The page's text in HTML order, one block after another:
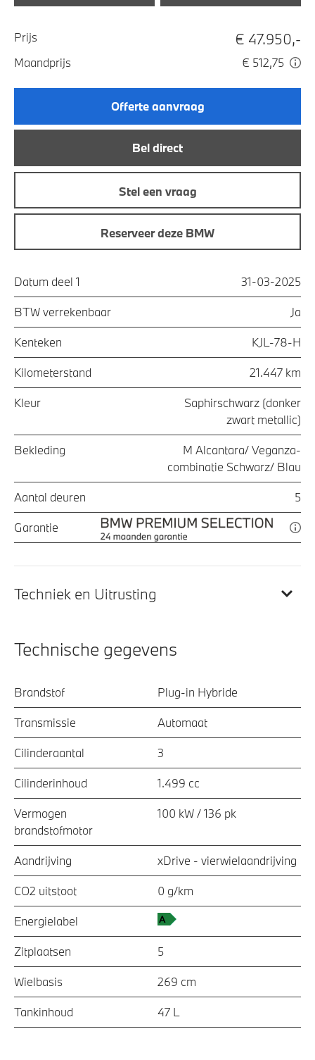
Prijs € 47.950,-
Maandprijs € 512,75
Offerte aanvraag
Bel direct
Stel een vraag
Reserveer deze BMW
Datum deel 1 31-03-2025
BTW verrekenbaar Ja
Kenteken KJL-78-H
Kilometerstand 21.447 km
Kleur
Saphirschwarz (donker
zwart metallic)
Bekleding
M Alcantara/ Veganza-
combinatie Schwarz/ Blau
Aantal deuren 5
Garantie
Techniek en Uitrusting
Technische gegevens
Brandstof Plug-in Hybride
Transmissie Automaat
Cilinderaantal 3
Cilinderinhoud 1.499 cc
Vermogen
brandstofmotor
100 kW / 136 pk
Aandrijving xDrive - vierwielaandrijving
CO2 uitstoot 0 g/km
Energielabel
Zitplaatsen 5
Wielbasis 269 cm
Tankinhoud 47 L